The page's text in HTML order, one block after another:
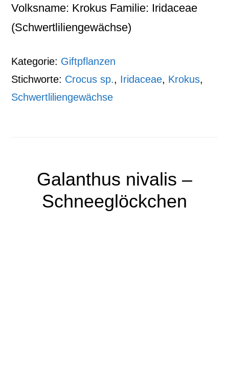
Volksname: Krokus Familie: Iridaceae
(Schwertliliengewächse)
Kategorie: Giftpflanzen
Stichworte: Crocus sp., Iridaceae, Krokus,
Schwertliliengewächse
Galanthus nivalis –
Schneeglöckchen